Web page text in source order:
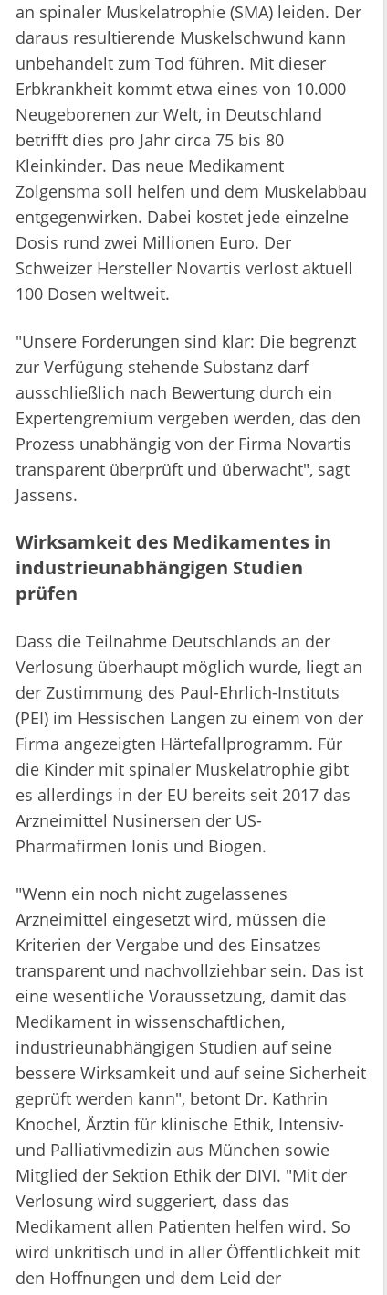
an spinaler Muskelatrophie (SMA) leiden. Der
daraus resultierende Muskelschwund kann
unbehandelt zum Tod führen. Mit dieser
Erbkrankheit kommt etwa eines von 10.000
Neugeborenen zur Welt, in Deutschland
betrifft dies pro Jahr circa 75 bis 80
Kleinkinder. Das neue Medikament
Zolgensma soll helfen und dem Muskelabbau
entgegenwirken. Dabei kostet jede einzelne
Dosis rund zwei Millionen Euro. Der
Schweizer Hersteller Novartis verlost aktuell
100 Dosen weltweit.
"Unsere Forderungen sind klar: Die begrenzt
zur Verfügung stehende Substanz darf
ausschließlich nach Bewertung durch ein
Expertengremium vergeben werden, das den
Prozess unabhängig von der Firma Novartis
transparent überprüft und überwacht", sagt
Jassens.
Wirksamkeit des Medikamentes in
industrieunabhängigen Studien
prüfen
Dass die Teilnahme Deutschlands an der
Verlosung überhaupt möglich wurde, liegt an
der Zustimmung des Paul-Ehrlich-Instituts
(PEI) im Hessischen Langen zu einem von der
Firma angezeigten Härtefallprogramm. Für
die Kinder mit spinaler Muskelatrophie gibt
es allerdings in der EU bereits seit 2017 das
Arzneimittel Nusinersen der US-
Pharmafirmen Ionis und Biogen.
"Wenn ein noch nicht zugelassenes
Arzneimittel eingesetzt wird, müssen die
Kriterien der Vergabe und des Einsatzes
transparent und nachvollziehbar sein. Das ist
eine wesentliche Voraussetzung, damit das
Medikament in wissenschaftlichen,
industrieunabhängigen Studien auf seine
bessere Wirksamkeit und auf seine Sicherheit
geprüft werden kann", betont Dr. Kathrin
Knochel, Ärztin für klinische Ethik, Intensiv-
und Palliativmedizin aus München sowie
Mitglied der Sektion Ethik der DIVI. "Mit der
Verlosung wird suggeriert, dass das
Medikament allen Patienten helfen wird. So
wird unkritisch und in aller Öffentlichkeit mit
den Hoffnungen und dem Leid der